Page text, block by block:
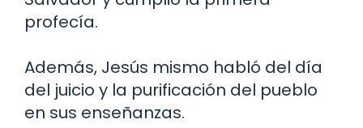
profecía.
Además, Jesús mismo habló del día
del juicio y la purificación del pueblo
en sus enseñanzas.